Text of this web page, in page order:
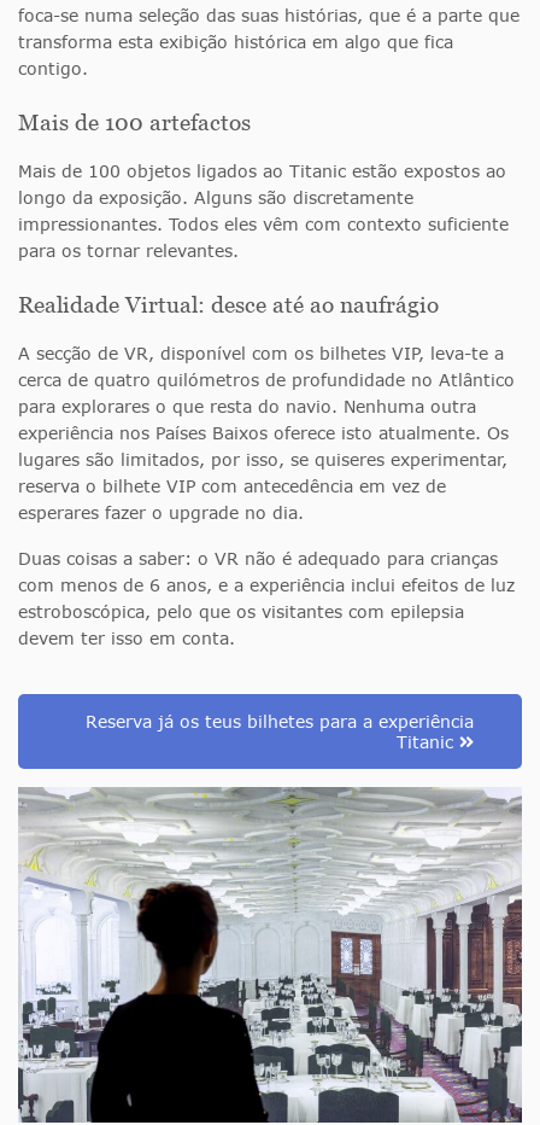
foca-se numa seleção das suas histórias, que é a parte que
transforma esta exibição histórica em algo que fica
contigo.
Mais de 100 artefactos
Mais de 100 objetos ligados ao Titanic estão expostos ao
longo da exposição. Alguns são discretamente
impressionantes. Todos eles vêm com contexto suficiente
para os tornar relevantes.
Realidade Virtual: desce até ao naufrágio
A secção de VR, disponível com os bilhetes VIP, leva-te a
cerca de quatro quilómetros de profundidade no Atlântico
para explorares o que resta do navio. Nenhuma outra
experiência nos Países Baixos oferece isto atualmente. Os
lugares são limitados, por isso, se quiseres experimentar,
reserva o bilhete VIP com antecedência em vez de
esperares fazer o upgrade no dia.
Duas coisas a saber: o VR não é adequado para crianças
com menos de 6 anos, e a experiência inclui efeitos de luz
estroboscópica, pelo que os visitantes com epilepsia
devem ter isso em conta.
Reserva já os teus bilhetes para a experiência
Titanic